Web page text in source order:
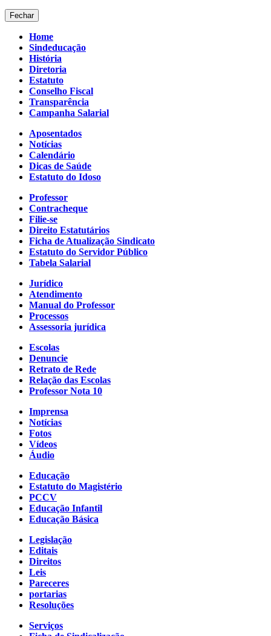
Fechar
Home
Sindeducação
História
Diretoria
Estatuto
Conselho Fiscal
Transparência
Campanha Salarial
Aposentados
Notícias
Calendário
Dicas de Saúde
Estatuto do Idoso
Professor
Contracheque
Filie-se
Direito Estatutários
Ficha de Atualização Sindicato
Estatuto do Servidor Público
Tabela Salarial
Jurídico
Atendimento
Manual do Professor
Processos
Assessoria jurídica
Escolas
Denuncie
Retrato de Rede
Relação das Escolas
Professor Nota 10
Imprensa
Notícias
Fotos
Vídeos
Áudio
Educação
Estatuto do Magistério
PCCV
Educação Infantil
Educação Básica
Legislação
Editais
Direitos
Leis
Pareceres
portarias
Resoluções
Serviços